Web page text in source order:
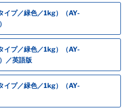
イプ／緑色／1kg）（AY-
イプ／緑色／1kg）（AY-
／英語版
イプ／緑色／1kg）（AY-